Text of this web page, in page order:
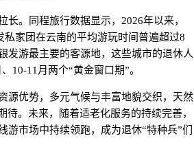
。同程旅行数据显示，2026年以来，
家团在云南的平均游玩时间普遍超过8
发游最主要的客源地，这些城市的退休人
10-11月两个“黄金窗口期”。
源优势，多元气候与丰富地貌交织，天然
。未来，随着适老化服务的持续完善，
市场中持续领跑，成为退休“特种兵”们